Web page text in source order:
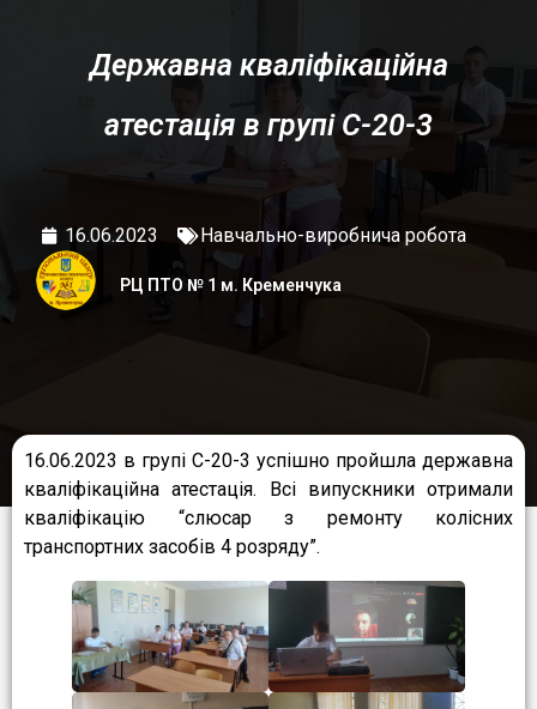
Державна кваліфікаційна
атестація в групі С-20-3
16.06.2023 Навчально-виробнича робота
РЦ ПТО № 1 м. Кременчука
16.06.2023 в групі С-20-3 успішно пройшла державна
кваліфікаційна атестація. Всі випускники отримали
кваліфікацію “слюсар з ремонту колісних
транспортних засобів 4 розряду”.